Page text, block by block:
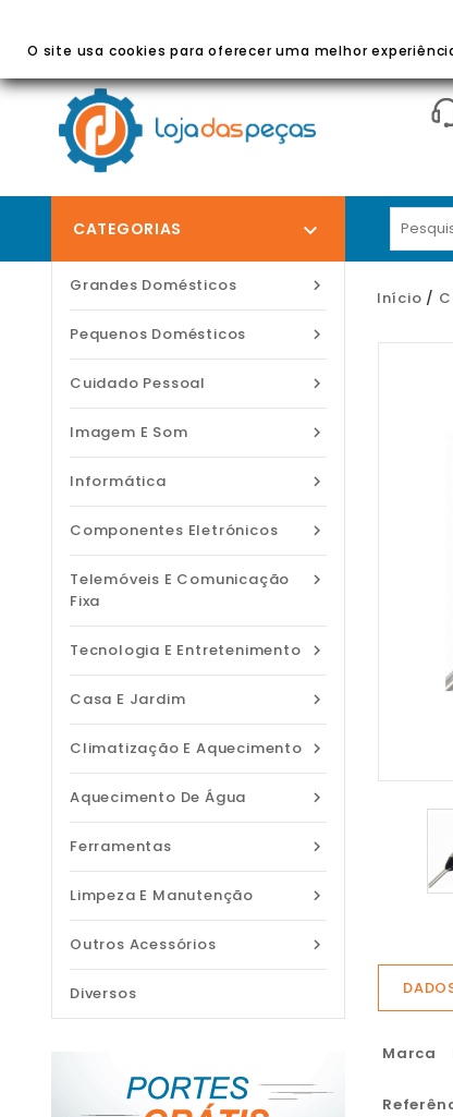
CATEGORIAS 

Grandes Domésticos

Pequenos Domésticos

Cuidado Pessoal

Imagem E Som

Informática

Componentes Eletrónicos

Telemóveis E Comunicação
Fixa

Tecnologia E Entretenimento

Casa E Jardim

Climatização E Aquecimento

Aquecimento De Água

Ferramentas

Limpeza E Manutenção

Outros Acessórios
Diversos
Início
Marca
O site usa cookies para oferecer uma melhor